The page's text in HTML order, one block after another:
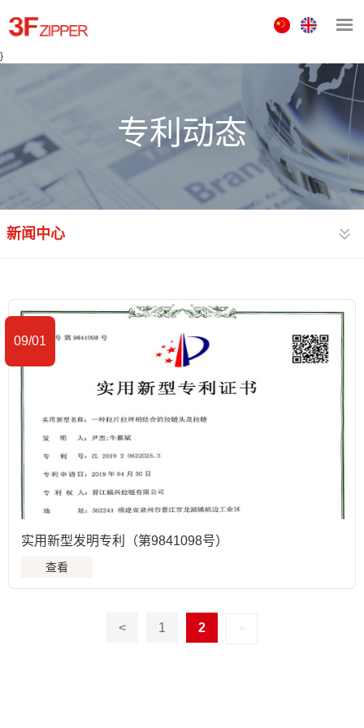
中
版
ENGLISH
}
专利动态
新闻中心
09/01
实用新型发明专利（第9841098号）
查看
< 1 2 >